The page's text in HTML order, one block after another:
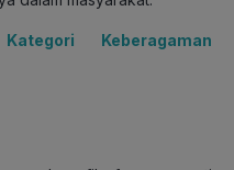
Keberagaman